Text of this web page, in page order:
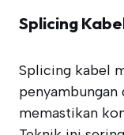
Splicing
Splicing kabel
memastikan